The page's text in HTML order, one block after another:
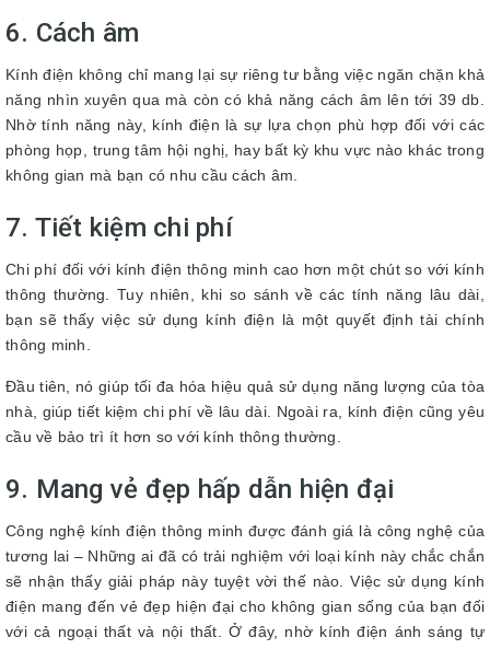
6. Cách âm
Kính điện không chỉ mang lại sự riêng tư bằng việc ngăn chặn khả
năng nhìn xuyên qua mà còn có khả năng cách âm lên tới 39 db.
Nhờ tính năng này, kính điện là sự lựa chọn phù hợp đối với các
phòng họp, trung tâm hội nghị, hay bất kỳ khu vực nào khác trong
không gian mà bạn có nhu cầu cách âm.
7. Tiết kiệm chi phí
Chi phí đối với kính điện thông minh cao hơn một chút so với kính
thông thường. Tuy nhiên, khi so sánh về các tính năng lâu dài,
bạn sẽ thấy việc sử dụng kính điện là một quyết định tài chính
thông minh.
Đầu tiên, nó giúp tối đa hóa hiệu quả sử dụng năng lượng của tòa
nhà, giúp tiết kiệm chi phí về lâu dài. Ngoài ra, kính điện cũng yêu
cầu về bảo trì ít hơn so với kính thông thường.
9. Mang vẻ đẹp hấp dẫn hiện đại
Công nghệ kính điện thông minh được đánh giá là công nghệ của
tương lai – Những ai đã có trải nghiệm với loại kính này chắc chắn
sẽ nhận thấy giải pháp này tuyệt vời thế nào. Việc sử dụng kính
điện mang đến vẻ đẹp hiện đại cho không gian sống của bạn đối
với cả ngoại thất và nội thất. Ở đây, nhờ kính điện ánh sáng tự